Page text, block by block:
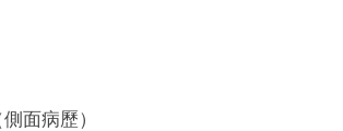
面病歷）